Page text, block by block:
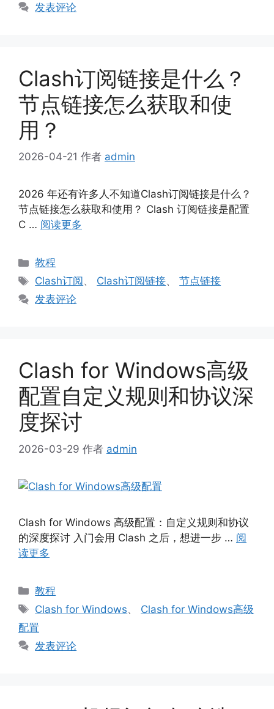
发表评论
Clash订阅链接是什么？
节点链接怎么获取和使
用？
2026-04-21 作者 admin
2026 年还有许多人不知道Clash订阅链接是什么？
节点链接怎么获取和使用？ Clash 订阅链接是配置
C … 阅读更多
分
类
教程
标
签
Clash订阅、 Clash订阅链接、节点链接
发表评论
Clash for Windows高级
配置自定义规则和协议深
度探讨
2026-03-29 作者 admin
Clash for Windows 高级配置：自定义规则和协议
的深度探讨 入门会用 Clash 之后，想进一步 … 阅
读更多
分
类
教程
标
签
Clash for Windows、 Clash for Windows高级
配置
发表评论